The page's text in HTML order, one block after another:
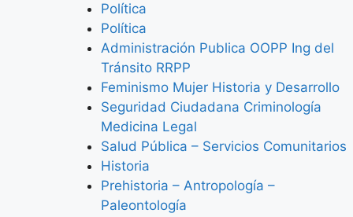
Política
Política
Administración Publica OOPP Ing del
Tránsito RRPP
Feminismo Mujer Historia y Desarrollo
Seguridad Ciudadana Criminología
Medicina Legal
Salud Pública – Servicios Comunitarios
Historia
Prehistoria – Antropología –
Paleontología